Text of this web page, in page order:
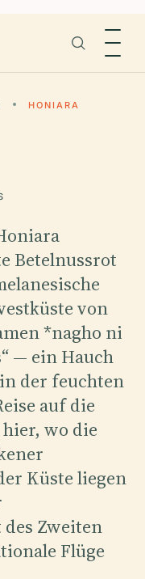
HONIARA
Betelnussrot
von
*nagho ni
— ein Hauch
der feuchten
auf die
wo die
Küste liegen
Zweiten
Flüge